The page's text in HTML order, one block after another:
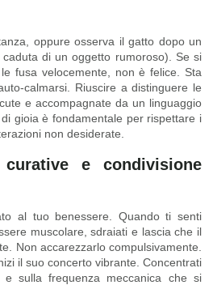
oppure osserva il gatto dopo un
di un oggetto rumoroso). Se si
fusa velocemente, non è felice. Sta
calmarsi. Riuscire a distinguere le
e accompagnate da un linguaggio
gioia è fondamentale per rispettare i
non desiderate.
e condivisione
al tuo benessere. Quando ti senti
muscolare, sdraiati e lascia che il
Non accarezzarlo compulsivamente.
il suo concerto vibrante. Concentrati
sulla frequenza meccanica che si